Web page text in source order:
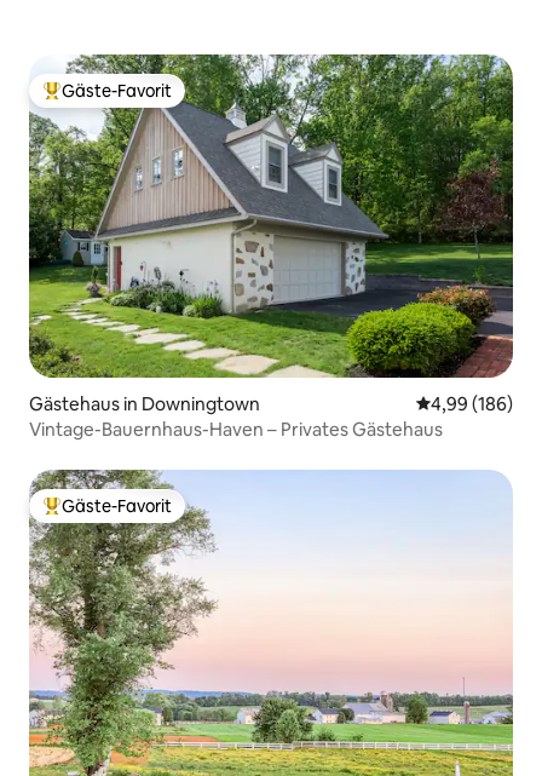
Beliebter Gäste-Favorit.
Gäste-Favorit
Gästehaus in Downingtown
4,99 (186)
Vintage-Bauernhaus-Haven – Privates Gästehaus
Beliebter Gäste-Favorit.
Gäste-Favorit